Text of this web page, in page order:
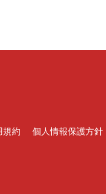
規約 個人情報保護方針